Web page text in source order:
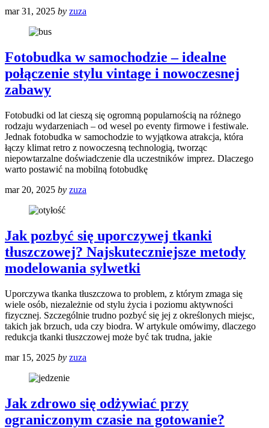
mar 31, 2025 by zuza
Fotobudka w samochodzie – idealne
połączenie stylu vintage i nowoczesnej
zabawy
Fotobudki od lat cieszą się ogromną popularnością na różnego
rodzaju wydarzeniach – od wesel po eventy firmowe i festiwale.
Jednak fotobudka w samochodzie to wyjątkowa atrakcja, która
łączy klimat retro z nowoczesną technologią, tworząc
niepowtarzalne doświadczenie dla uczestników imprez. Dlaczego
warto postawić na mobilną fotobudkę
mar 20, 2025 by zuza
Jak pozbyć się uporczywej tkanki
tłuszczowej? Najskuteczniejsze metody
modelowania sylwetki
Uporczywa tkanka tłuszczowa to problem, z którym zmaga się
wiele osób, niezależnie od stylu życia i poziomu aktywności
fizycznej. Szczególnie trudno pozbyć się jej z określonych miejsc,
takich jak brzuch, uda czy biodra. W artykule omówimy, dlaczego
redukcja tkanki tłuszczowej może być tak trudna, jakie
mar 15, 2025 by zuza
Jak zdrowo się odżywiać przy
ograniczonym czasie na gotowanie?